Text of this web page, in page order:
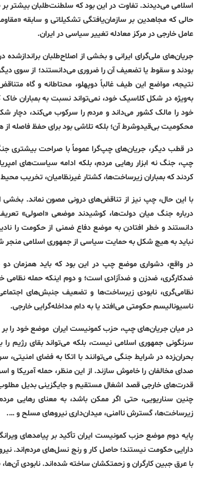
اسلامی می‌دیدند. تفاوت در این بود که سلطنت‌طلبان بیشتر
حالی که مجاهدین بر سازمان‌یافتگی تشکیلاتی و سابقه
عامل خارجی در مرکز معادله تغییر سیاسی در ایران.
جریان‌های ملی‌گرای ایرانی و بخشی از اصلاح‌طلبان
بودند و سقوط یا تضعیف آن را ضروری می‌دانستند؛ از سوی
نتیجه، مواضع این طیف غالباً دوپهلو، محتاطانه و گاه
به‌ویژه در شکل کلاسیک خود، نمی‌تواند نسبت به بمباران
خود را مالک کشور می‌داند و مردم را سرکوب می‌کند، دچار
محکومیت بی‌قیدوشرط آن؛ بلکه تلاشی بود برای حفظ فاصله از
در قطب دیگر، جریان‌های چپ‌گرا عموماً با صراحت بیشتری جنگ
چپ، جنگ نه ابزار رهایی مردم، بلکه ادامه سیاست‌های
کردند که بمباران زیرساخت‌ها، کشتار غیرنظامیان، تخریب
با این حال، چپ نیز از تناقض‌های درونی مصون نماند.
درباره جنگ میان دولت‌ها، کوشیدند موضعی «اصولی»
دانستند و خطر افتادن به موضع دفاع ضمنی از حکومت را
نباید به هیچ شکل به حمایت سیاسی از جمهوری اسلامی منجر
در واقع، دشواری موضع چپ در این بود که باید همزمان
ضدکارگری، ضدزن و ضدآزادی است؛ و دوم اینکه حمله نظامی
نظامی‌گری، نابودی زیرساخت‌ها و تضعیف جنبش‌های
ناسیونالیسم حکومتی می‌افتد یا به دام مداخله‌گرایی خارجی.
در میان جریان‌های چپ، حزب کمونیست ایران موضع خود را
سرنگونی جمهوری اسلامی نیست، بلکه می‌تواند بقای رژیم
بحران‌زده در شرایط جنگی می‌توانند با اتکا به فضای
صدای مخالفان را خاموش سازند. از این منظر، حمله آمریکا و
قدرت‌های خارجی قصد اشغال مستقیم و جایگزینی بدیل
چنین سناریویی، حتی اگر ممکن باشد، به معنای رهایی
زیرساخت‌ها، گسترش ناامنی، میدان‌داری نیروهای مسلح و ….
پایه دوم موضع حزب کمونیست ایران تأکید بر پیامدهای
دارایی حکومت نیستند؛ حاصل کار و رنج نسل‌های مردم‌اند.
با عرق جبین کارگران و زحمتکشان ساخته شده‌اند. نابودی